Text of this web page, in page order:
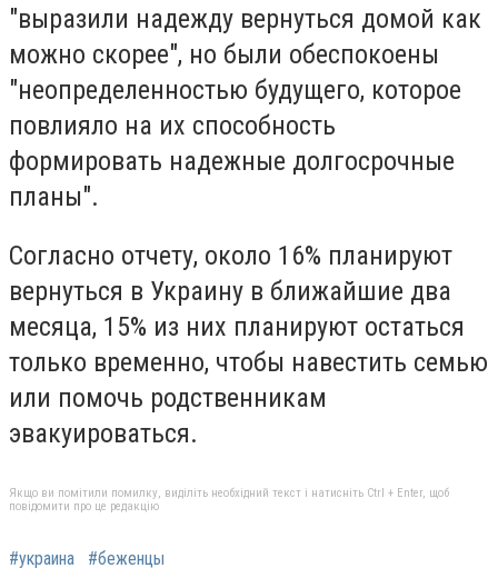
"выразили надежду вернуться домой как
можно скорее", но были обеспокоены
"неопределенностью будущего, которое
повлияло на их способность
формировать надежные долгосрочные
планы".
Согласно отчету, около 16% планируют
вернуться в Украину в ближайшие два
месяца, 15% из них планируют остаться
только временно, чтобы навестить семью
или помочь родственникам
эвакуироваться.
Якщо ви помітили помилку, виділіть необхідний текст і натисніть Ctrl + Enter, щоб
повідомити про це редакцію
#украина #беженцы